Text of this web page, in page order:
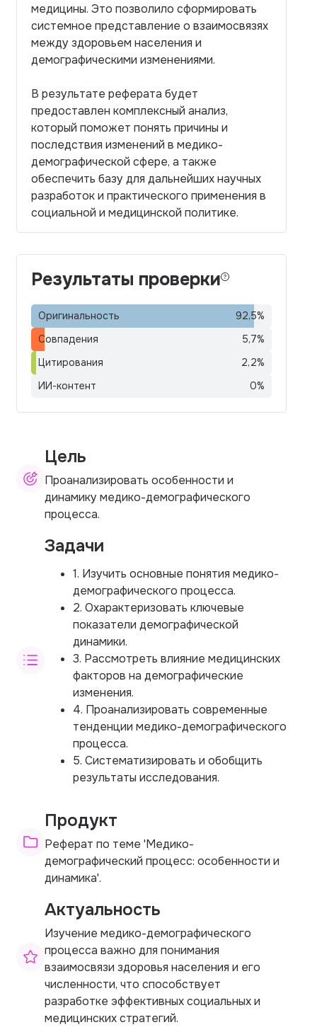
медицины. Это позволило сформировать
системное представление о взаимосвязях
между здоровьем населения и
демографическими изменениями.
В результате реферата будет
предоставлен комплексный анализ,
который поможет понять причины и
последствия изменений в медико-
демографической сфере, а также
обеспечить базу для дальнейших научных
разработок и практического применения в
социальной и медицинской политике.
Результаты проверки
Оригинальность 92,5%
Совпадения
5,7%
Цитирования
2,2%
ИИ-контент
0%
Цель
Проанализировать особенности и
динамику медико-демографического
процесса.
Задачи
1. Изучить основные понятия медико-
демографического процесса.
2. Охарактеризовать ключевые
показатели демографической
динамики.
3. Рассмотреть влияние медицинских
факторов на демографические
изменения.
4. Проанализировать современные
тенденции медико-демографического
процесса.
5. Систематизировать и обобщить
результаты исследования.
Продукт
Реферат по теме 'Медико-
демографический процесс: особенности и
динамика'.
Актуальность
Изучение медико-демографического
процесса важно для понимания
взаимосвязи здоровья населения и его
численности, что способствует
разработке эффективных социальных и
медицинских стратегий.